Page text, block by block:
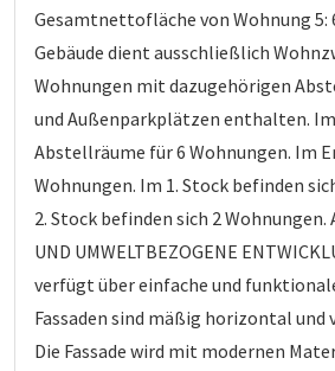
Gesamtnettofläche von Wohnung 5:
Gebäude dient ausschließlich
Wohnungen mit dazugehörigen
und Außenparkplätzen enthalten.
Abstellräume für 6 Wohnungen. Im
Wohnungen. Im 1. Stock befinden
2. Stock befinden sich 2 Wohnungen.
UND UMWELTBEZOGENE
verfügt über einfache und
Fassaden sind mäßig horizontal
Die Fassade wird mit modernen